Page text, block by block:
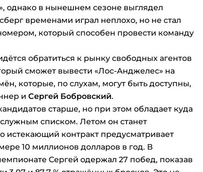
однако в нынешнем сезоне выглядел
временами играл неплохо, но не стал
который способен провести команду
обратиться к рынку свободных агентов
сможет вывести «Лос-Анджелес» на
которые, по слухам, могут быть доступны,
и Сергей Бобровский.
старше, но при этом обладает куда
списком. Летом он станет
истекающий контракт предусматривает
10 миллионов долларов в год. В
Сергей одержал 27 побед, показав